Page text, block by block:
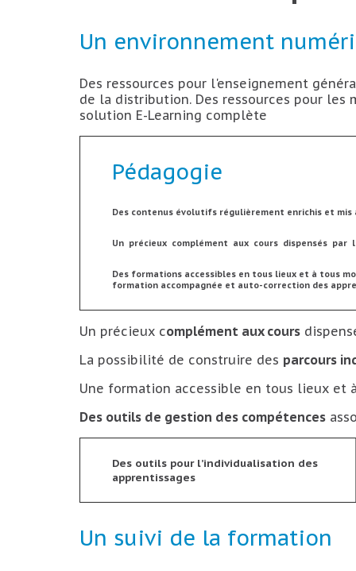
Un environnement
Des ressources pour l'enseignement
de la distribution. Des ressources pour
solution E-Learning complète
Pédagogie
Des contenus évolutifs régulièrement enrichis et mis
Un précieux complément aux cours dispensés par
Des formations accessibles en tous lieux et à tous
formation accompagnée et auto-correction des
Un précieux complément aux cours
La possibilité de construire des parcours
Une formation accessible en tous lieux et
Des outils de gestion des compétences
Des outils pour l’individualisation des
apprentissages
Un suivi de la formation